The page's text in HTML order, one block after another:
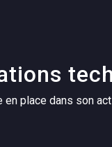
place dans son